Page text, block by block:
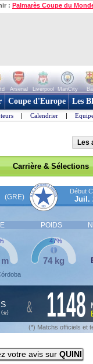
: Palmarès Coupe du
Arsenal Liverpool ManCity
Coupe d'Europe Les
| Calendrier |
Les
Carrière & Sélections
(GRE)
Début
Juil.
POIDS
74 kg
47%
(*) & 1148
(*) Matchs officiels et
votre avis sur QUINI